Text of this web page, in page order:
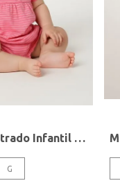
Macacão Listrado Infantil Para Bebê - ROSA
G